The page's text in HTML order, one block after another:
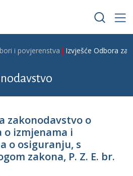
i povjerenstva Izvješće Odbora za
zakonodavstvo o
o izmjenama i
o osiguranju, s
zakona, P. Z. E. br.